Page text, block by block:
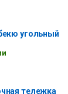
угольный
тележка